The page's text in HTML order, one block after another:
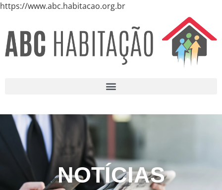
https://www.abc.habitacao.org.br
NOTÍCIAS